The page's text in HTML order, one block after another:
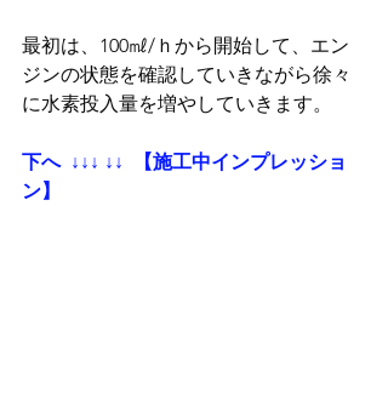
最初は、100㎖/ｈから開始して、エン
ジンの状態を確認していきながら徐々
に水素投入量を増やしていきます。
下へ  ↓↓↓ ↓↓  【施工中インプレッショ
ン】